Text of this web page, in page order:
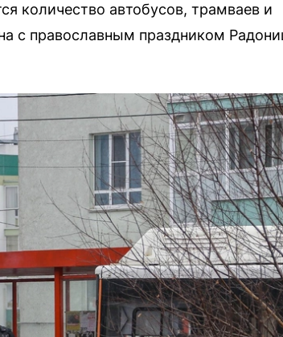
количество автобусов, трамваев и
с православным праздником